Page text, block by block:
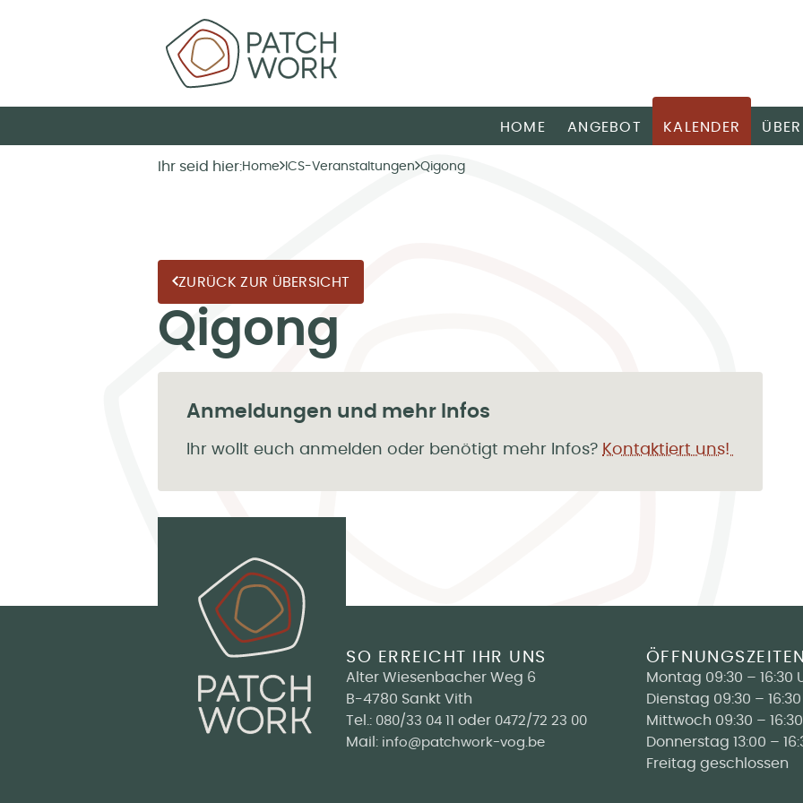
HOME ANGEBOT KALENDER
Ihr seid hier:Home ICS-Veranstaltungen Qigong
ZURÜCK ZUR ÜBERSICHT
Qigong
Anmeldungen und mehr Infos
Ihr wollt euch anmelden oder benötigt mehr Infos? Kontaktiert uns!
SO ERREICHT IHR UNS
Alter Wiesenbacher Weg 6
B-4780 Sankt Vith
Tel.: 080/33 04 11 oder 0472/72 23 00
Mail: info@patchwork-vog.be
ÖFFNUNGSZEITEN
Montag 09:30 – 16:30
Dienstag 09:30 –
Mittwoch 09:30 –
Donnerstag 13:00 –
Freitag geschlossen